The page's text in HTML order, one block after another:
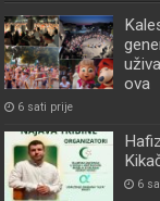
ova
6 sati prije
6